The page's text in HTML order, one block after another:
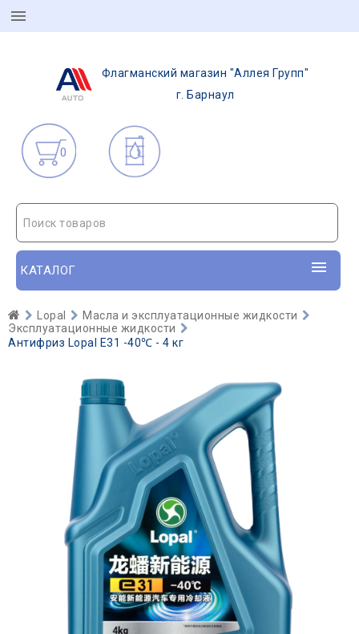
Флагманский магазин "Аллея Групп"
г. Барнаул
0
Поиск товаров
КАТАЛОГ
Lopal
Масла и эксплуатационные жидкости
Эксплуатационные жидкости
Антифриз Lopal E31 -40℃ - 4 кг